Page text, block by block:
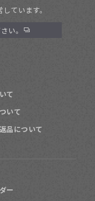
しています。
い。
て
いて
品について
ー